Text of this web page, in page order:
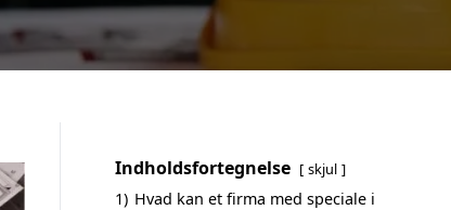
Indholdsfortegnelse skjul
1) Hvad kan et firma med speciale i